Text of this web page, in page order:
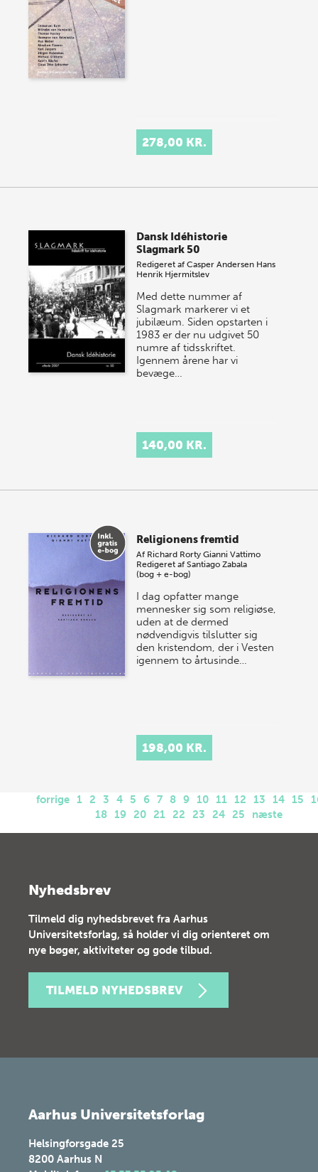
278,00 KR.
Dansk Idéhistorie
Slagmark 50
Redigeret afCasper Andersen Hans
Henrik Hjermitslev
Med dette nummer af
Slagmark markerer vi et
jubilæum. Siden opstarten i
1983 er der nu udgivet 50
numre af tidsskriftet.
Igennem årene har vi
bevæge…
140,00 KR.
Religionens fremtid
Af Richard Rorty Gianni Vattimo
Redigeret afSantiago Zabala
(bog + e-bog)
I dag opfatter mange
mennesker sig som religiøse,
uden at de dermed
nødvendigvis tilslutter sig
den kristendom, der i Vesten
igennem to årtusinde…
198,00 KR.
forrige 1 2 3 4 5 6 7 8 9 10 11 12 13 14 15
18 19 20 21 22 23 24 25 næste
Nyhedsbrev
Tilmeld dig nyhedsbrevet fra Aarhus
Universitetsforlag, så holder vi dig orienteret om
nye bøger, aktiviteter og gode tilbud.
TILMELD NYHEDSBREV
Aarhus Universitetsforlag
Helsingforsgade 25
8200 Aarhus N